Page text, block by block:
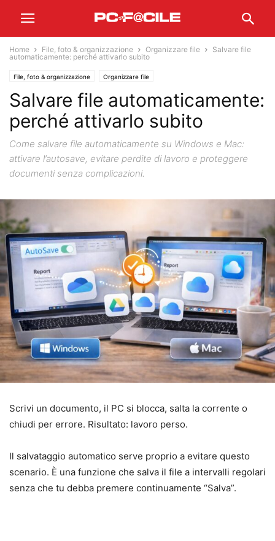
Home File, foto & organizzazione Organizzare file
Salvare file
automaticamente: perché attivarlo subito
File, foto & organizzazione Organizzare file
Salvare file automaticamente:
perché attivarlo subito
Come salvare file automaticamente su Windows e Mac:
attivare l’autosave, evitare perdite di lavoro e proteggere
documenti senza complicazioni.
Scrivi un documento, il PC si blocca, salta la corrente o
chiudi per errore. Risultato: lavoro perso.
Il salvataggio automatico serve proprio a evitare questo
scenario. È una funzione che salva il file a intervalli regolari
senza che tu debba premere continuamente “Salva”.